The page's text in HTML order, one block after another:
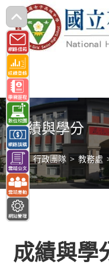
跳
轉
至
主
要
內
容 成績與學分
> 行政團隊 > 教務處
成績與學